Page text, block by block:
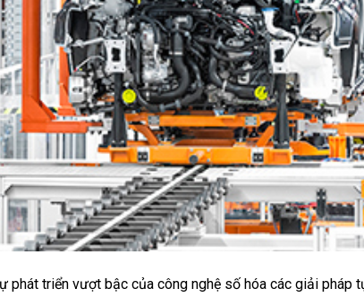
phát triển vượt bậc của công nghệ số hóa các giải pháp